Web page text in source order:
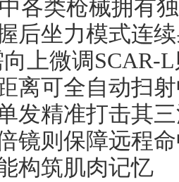
各类枪械拥有
后坐力模式连
上微调SCAR-
离可全自动扫
发精准打击其
镜则保障远程
构筑肌肉记忆